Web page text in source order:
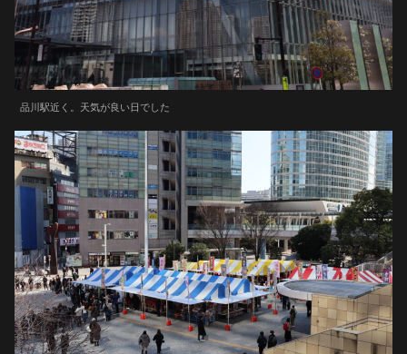
品川駅近く。天気が良い日でした